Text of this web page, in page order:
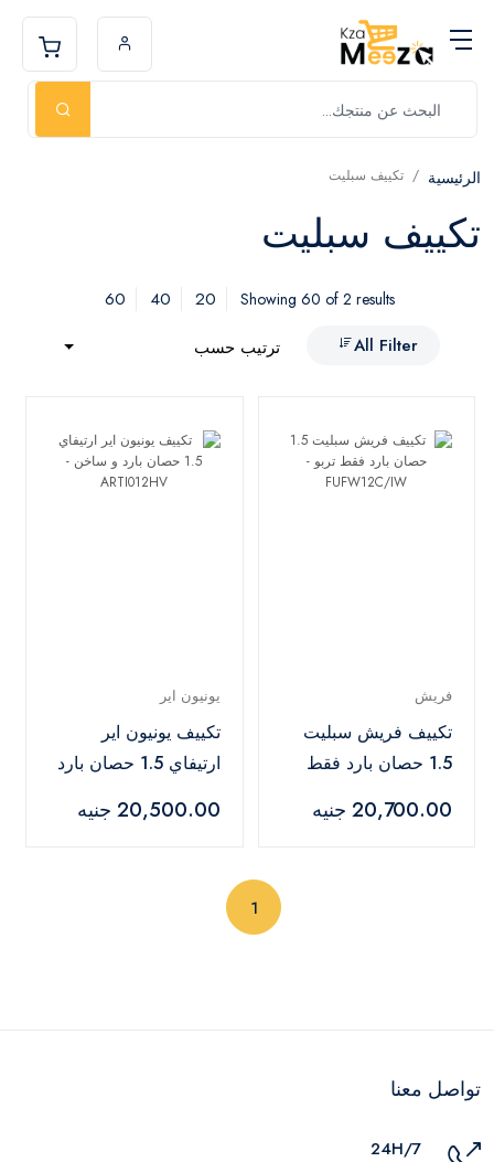
الرئيسية تكييف سبليت
تكييف سبليت
Showing 60 of 2 results
20
40
60
All Filter
ترتيب حسب
فريش
تكييف فريش سبليت
1.5 حصان بارد فقط
20,700.00 جنيه
يونيون اير
تكييف يونيون اير
ارتيفاي 1.5 حصان بارد
20,500.00 جنيه
1
تواصل معنا
24H/7